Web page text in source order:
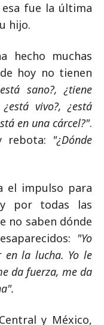
fue la última
hijo.
hecho muchas
hoy no tienen
sano?, ¿tiene
vivo?, ¿está
en una cárcel?".
rebota: "¿Dónde
el impulso para
por todas las
no saben dónde
"Yo
la lucha. Yo le
da fuerza, me da
y México,